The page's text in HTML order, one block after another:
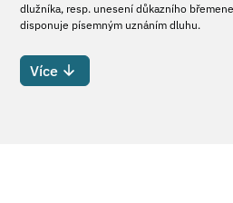
dlužníka, resp. unesení důkazního
disponuje písemným uznáním dluhu.
Více